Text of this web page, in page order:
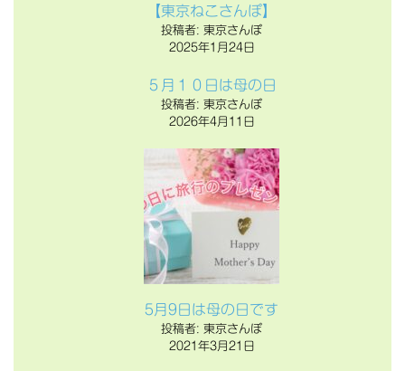
【東京ねこさんぽ】
投稿者: 東京さんぽ
2025年1月24日
５月１０日は母の日
投稿者: 東京さんぽ
2026年4月11日
5月9日は母の日です
投稿者: 東京さんぽ
2021年3月21日